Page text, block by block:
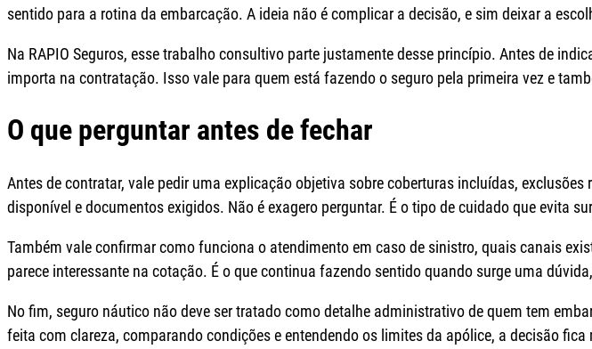
sentido para a rotina da embarcação. A ideia não é complicar a decisão, e sim deixar a
Na RAPIO Seguros, esse trabalho consultivo parte justamente desse princípio. Antes de
importa na contratação. Isso vale para quem está fazendo o seguro pela primeira vez e
O que perguntar antes de fechar
Antes de contratar, vale pedir uma explicação objetiva sobre coberturas incluídas,
disponível e documentos exigidos. Não é exagero perguntar. É o tipo de cuidado que evita
Também vale confirmar como funciona o atendimento em caso de sinistro, quais canais
parece interessante na cotação. É o que continua fazendo sentido quando surge uma
No fim, seguro náutico não deve ser tratado como detalhe administrativo de quem tem
feita com clareza, comparando condições e entendendo os limites da apólice, a decisão